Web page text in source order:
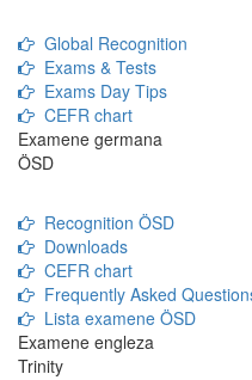
Global Recognition
Exams & Tests
Exams Day Tips
CEFR chart
Examene germana
ÖSD
Recognition ÖSD
Downloads
CEFR chart
Frequently Asked
Lista examene ÖSD
Examene engleza
Trinity